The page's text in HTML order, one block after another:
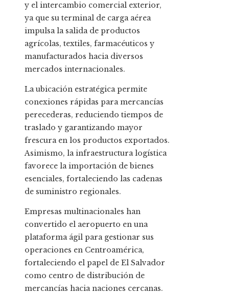
y el intercambio comercial exterior,
ya que su terminal de carga aérea
impulsa la salida de productos
agrícolas, textiles, farmacéuticos y
manufacturados hacia diversos
mercados internacionales.
La ubicación estratégica permite
conexiones rápidas para mercancías
perecederas, reduciendo tiempos de
traslado y garantizando mayor
frescura en los productos exportados.
Asimismo, la infraestructura logística
favorece la importación de bienes
esenciales, fortaleciendo las cadenas
de suministro regionales.
Empresas multinacionales han
convertido el aeropuerto en una
plataforma ágil para gestionar sus
operaciones en Centroamérica,
fortaleciendo el papel de El Salvador
como centro de distribución de
mercancías hacia naciones cercanas.